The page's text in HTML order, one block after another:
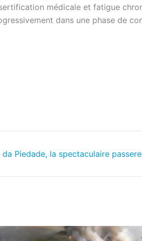
médicale et fatigue
dans une phase de
Piedade, la spectaculaire